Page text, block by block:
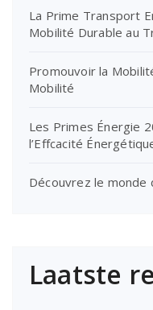
La Prime Transport
Mobilité Durable au
Promouvoir la
Mobilité
Les Primes Énergie
l’Effcacité
Découvrez le monde
Laatste